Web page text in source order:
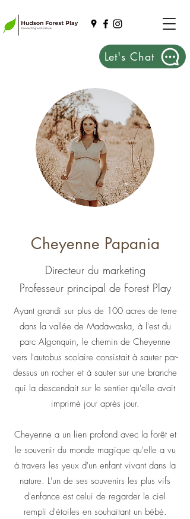
Let's Chat
Cheyenne Papania
Directeur du marketing
Professeur principal de Forest Play
Ayant grandi sur plus de 100 acres de terre
dans la vallée de Madawaska, à l'est du
parc Algonquin, le chemin de Cheyenne
vers l'autobus scolaire consistait à sauter par-
dessus un rocher et à sauter sur une branche
qui la descendait sur le sentier qu'elle avait
imprimé jour après jour.
Cheyenne a un lien profond avec la forêt et
le souvenir du monde magique qu'elle a vu
à travers les yeux d'un enfant vivant dans la
nature. L'un de ses souvenirs les plus vifs
d'enfance est celui de regarder le ciel
rempli d'étoiles en souhaitant un bébé.